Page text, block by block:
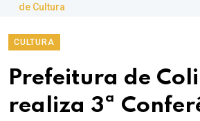
de Cultura
CULTURA
Prefeitura de
realiza 3ª